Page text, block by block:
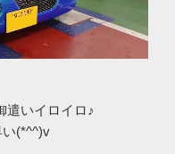
遣いイロイロ♪
(*^^)v